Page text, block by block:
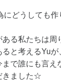
どうしても
る私たちは周
と考えるYu
で誰にも言え
きました☆